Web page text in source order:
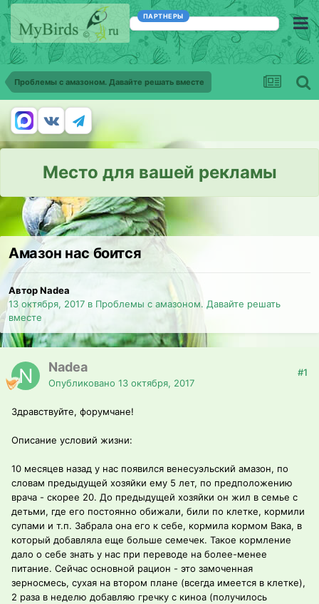
ПАРТНЕРЫ
Проблемы с амазоном. Давайте решать вместе
Место для вашей рекламы
Амазон нас боится
Автор Nadea
13 октября, 2017 в Проблемы с амазоном. Давайте решать
вместе
Nadea
Опубликовано 13 октября, 2017
#1
Здравствуйте, форумчане!
Описание условий жизни:
10 месяцев назад у нас появился венесуэльский амазон, по
словам предыдущей хозяйки ему 5 лет, по предположению
врача - скорее 20. До предыдущей хозяйки он жил в семье с
детьми, где его постоянно обижали, били по клетке, кормили
супами и т.п. Забрала она его к себе, кормила кормом Вака, в
который добавляла еще больше семечек. Такое кормление
дало о себе знать у нас при переводе на более-менее
питание. Сейчас основной рацион - это замоченная
зерносмесь, сухая на втором плане (всегда имеется в клетке),
2 раза в неделю добавляю гречку с киноа (получилось